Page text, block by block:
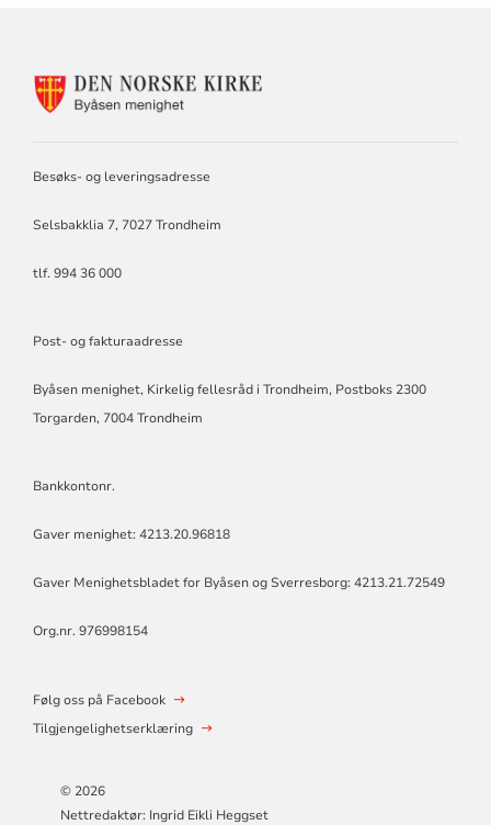
Besøks- og leveringsadresse
Selsbakklia 7, 7027 Trondheim
tlf. 994 36 000
Post- og fakturaadresse
Byåsen menighet, Kirkelig fellesråd i Trondheim, Postboks 2300
Torgarden, 7004 Trondheim
Bankkontonr.
Gaver menighet: 4213.20.96818
Gaver Menighetsbladet for Byåsen og Sverresborg: 4213.21.72549
Org.nr. 976998154
Følg oss på Facebook
Tilgjengelighetserklæring
© 2026
Nettredaktør: Ingrid Eikli Heggset